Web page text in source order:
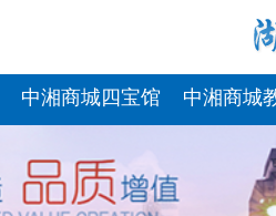
中湘商城四宝馆 中湘商城